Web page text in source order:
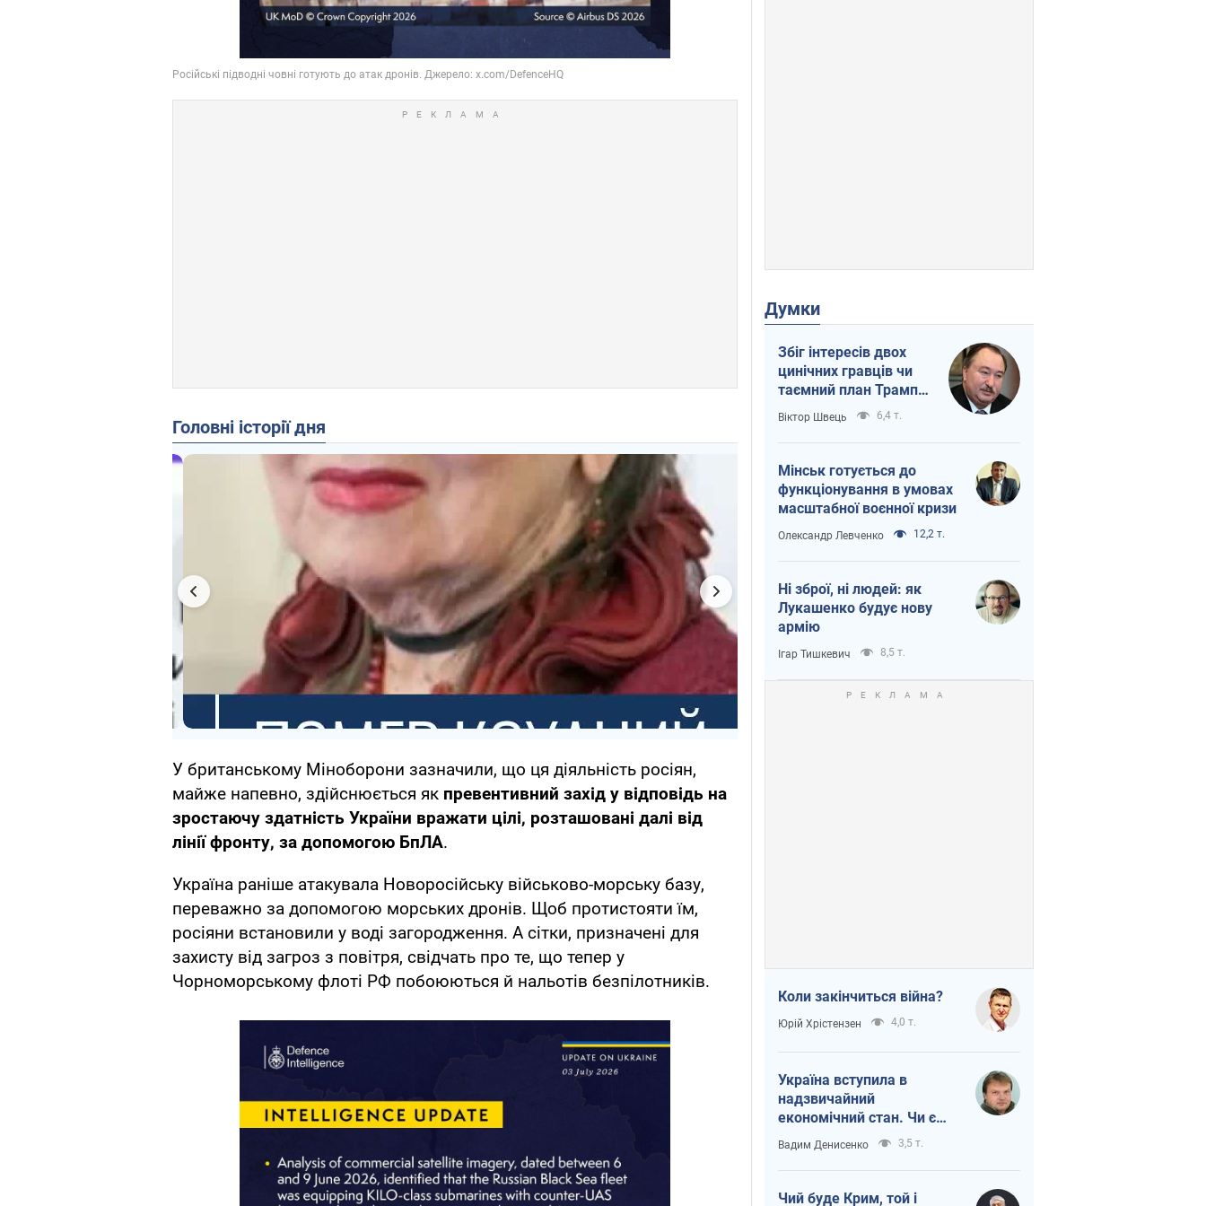
Головні історії дня
У британському Міноборони зазначили, що ця діяльність росіян,
майже напевно, здійснюється як превентивний захід у відповідь на
зростаючу здатність України вражати цілі, розташовані далі від
лінії фронту, за допомогою БпЛА.
Україна раніше атакувала Новоросійську військово-морську базу,
переважно за допомогою морських дронів. Щоб протистояти їм,
росіяни встановили у воді загородження. А сітки, призначені для
захисту від загроз з повітря, свідчать про те, що тепер у
Чорноморському флоті РФ побоюються й нальотів безпілотників.
Думки
Збіг інтересів двох
цинічних гравців чи
таємний план Трампа
і Путіна?
Віктор Швець 6,4 т.
Мінськ готується до
функціонування в умовах
масштабної воєнної кризи
Олександр Левченко 12,2 т.
Ні зброї, ні людей: як
Лукашенко будує нову
армію
Ігар Тишкевич 8,5 т.
Коли закінчиться війна?
Юрій Хрістензен 4,0 т.
Україна вступила в
надзвичайний
економічний стан. Чи є
світло вкінці тунелю?
Вадим Денисенко 3,5 т.
Чий буде Крим, той і